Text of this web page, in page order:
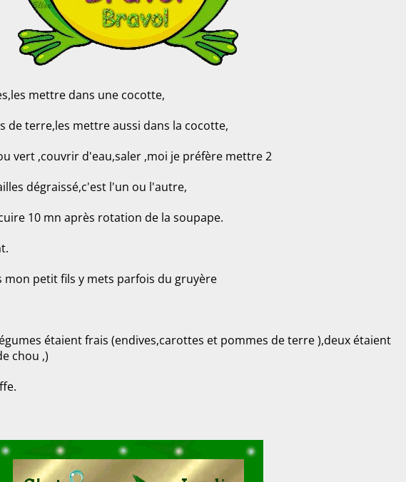
mettre dans une cocotte,
de terre,les mettre aussi dans la cocotte,
vert ,couvrir d'eau,saler ,moi je préfère mettre 2
dégraissé,c'est l'un ou l'autre,
10 mn après rotation de la soupape.
mon petit fils y mets parfois du gruyère
étaient frais (endives,carottes et pommes de terre ),deux étaient
chou ,)